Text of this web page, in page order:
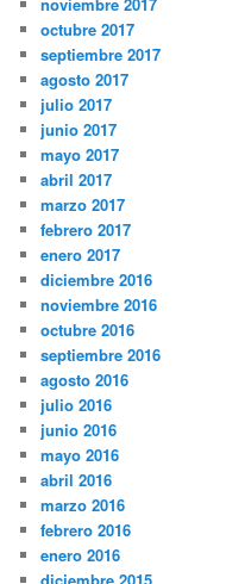
octubre 2017
septiembre 2017
agosto 2017
julio 2017
junio 2017
mayo 2017
abril 2017
marzo 2017
febrero 2017
enero 2017
diciembre 2016
noviembre 2016
octubre 2016
septiembre 2016
agosto 2016
julio 2016
junio 2016
mayo 2016
abril 2016
marzo 2016
febrero 2016
enero 2016